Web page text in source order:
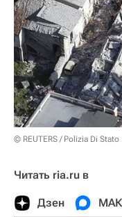
© REUTERS / Polizia Di Stato
Читать ria.ru в
Дзен